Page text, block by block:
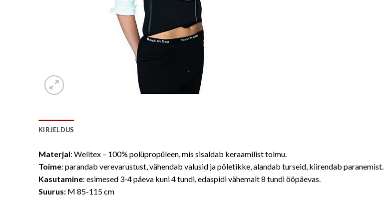
KIRJELDUS
Materjal: Welltex – 100% polüpropüleen, mis sisaldab keraamilist tolmu.
Toime: parandab verevarustust, vähendab valusid ja põletikke, alandab turseid, kiirendab paranemist.
Kasutamine: esimesed 3-4 päeva kuni 4 tundi, edaspidi vähemalt 8 tundi ööpäevas.
Suurus: M 85-115 cm